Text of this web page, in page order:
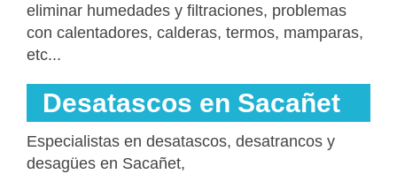
eliminar humedades y filtraciones, problemas
con calentadores, calderas, termos, mamparas,
etc...
Desatascos en Sacañet
Especialistas en desatascos, desatrancos y
desagües en Sacañet,